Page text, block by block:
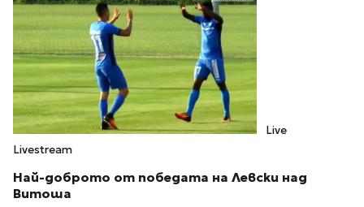
Live
Livestream
Най-доброто от победата на Левски над
Витоша